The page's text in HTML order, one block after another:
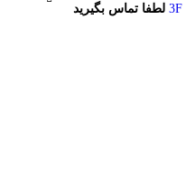
لطفا تماس بگیرید